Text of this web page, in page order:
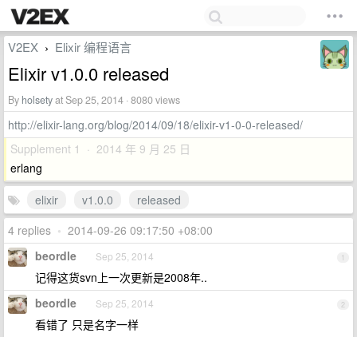
V2EX › Elixir 编程语言
Elixir v1.0.0 released
By holsetyat Sep 25, 2014 · 8080 views
http://elixir-lang.org/blog/2014/09/18/elixir-v1-0-0-released/
Supplement 1 · 2014 年 9 月 25 日
erlang
elixir
v1.0.0
released
4 replies • 2014-09-26 09:17:50 +08:00
1
beordle Sep 25, 2014
记得这货svn上一次更新是2008年..
2
beordle Sep 25, 2014
看错了 只是名字一样